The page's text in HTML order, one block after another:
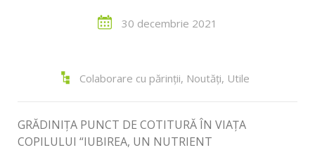
30 decembrie 2021
Colaborare cu părinții, Noutăți, Utile
GRĂDINIȚA PUNCT DE COTITURĂ ÎN VIAȚA
COPILULUI “IUBIREA, UN NUTRIENT